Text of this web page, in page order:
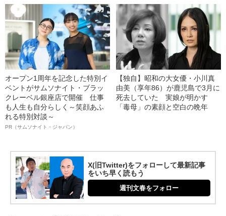
オープン1周年を記念した特別イ
ベントがサムソナイト・ブラッ
クレーベル銀座店で開催 仕事
も人生も自分らしく～笑顔あふ
れる特別対談～
PR（サムソナイト・ジャパン）
【独自】昭和の大女優・小川真
由美（享年86）が鹿児島で3月に
死去していた 実娘が明かす
「毒母」の素顔と空白の晩年
X(旧Twitter)をフォローして最新記事
をいち早く読もう
週刊文春をフォロー